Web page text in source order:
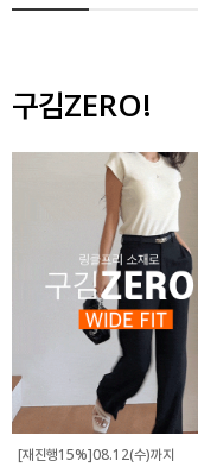
구김ZERO!
[재진행15%]08.12(수)까지